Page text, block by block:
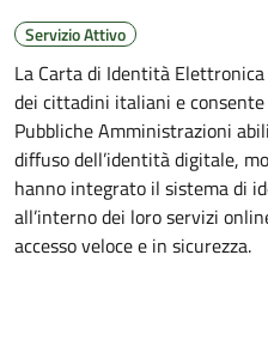
Servizio Attivo
La Carta di Identità
dei cittadini italiani e consente
Pubbliche Amministrazioni
diffuso dell’identità digitale,
hanno integrato il sistema di
all’interno dei loro servizi
accesso veloce e in sicurezza.